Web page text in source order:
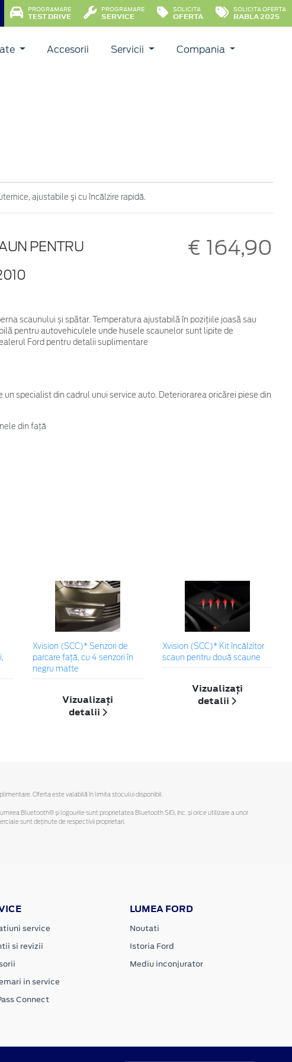
PROGRAMARE
TEST DRIVE
PROGRAMARE
SERVICE
SOLICITA
OFERTA
SOLICITA OFERTA
RABLA 2025
Accesorii Servicii Compania
ajustabile şi cu încălzire rapidă.
PENTRU
€ 164,90
scaunului și spătar. Temperatura ajustabilă în pozițiile joasă sau
pentru autovehiculele unde husele scaunelor sunt lipite de
Ford pentru detalii suplimentare
specialist din cadrul unui service auto. Deteriorarea oricărei piese din
din față
Xvision (SCC)* Senzori de
parcare faţă, cu 4 senzori în
negru matte
Vizualizați
detalii
Xvision (SCC)* Kit încălzitor
scaun pentru două scaune
Vizualizați
detalii
Oferta este valabilă în limita stocului disponibil.
Bluetooth® și logourile sunt proprietatea Bluetooth SIG, Inc. și orice utilizare a unor
sunt deținute de respectivii proprietari.
service
si revizii
in service
Connect
LUMEA FORD
Noutati
Istoria Ford
Mediu inconjurator